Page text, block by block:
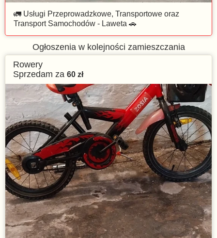
🚛 Usługi Przeprowadzkowe, Transportowe oraz
Transport Samochodów - Laweta 🚗
Ogłoszenia w kolejności zamieszczania
Rowery
Sprzedam za 60zł